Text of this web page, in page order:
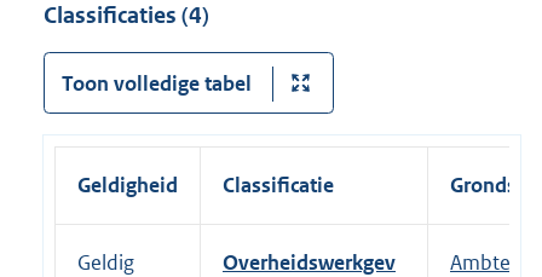
Classificaties (4)
Toon volledige tabel
Geldigheid Classificatie
Geldig
E
Overheidswerkgev